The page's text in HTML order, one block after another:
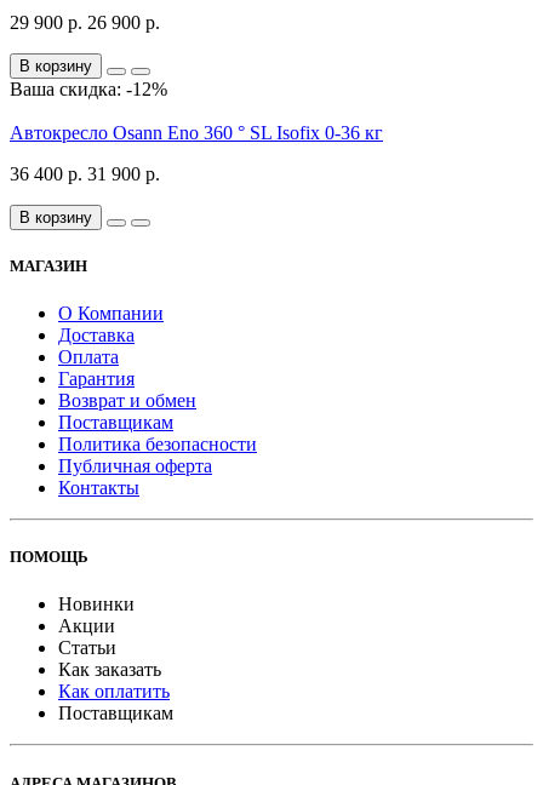
29 900 р. 26 900 р.
В корзину
Ваша скидка: -12%
Автокресло Osann Eno 360 ° SL Isofix 0-36 кг
36 400 р. 31 900 р.
В корзину
МАГАЗИН
О Компании
Доставка
Оплата
Гарантия
Возврат и обмен
Поставщикам
Политика безопасности
Публичная оферта
Контакты
ПОМОЩЬ
Новинки
Акции
Статьи
Как заказать
Как оплатить
Поставщикам